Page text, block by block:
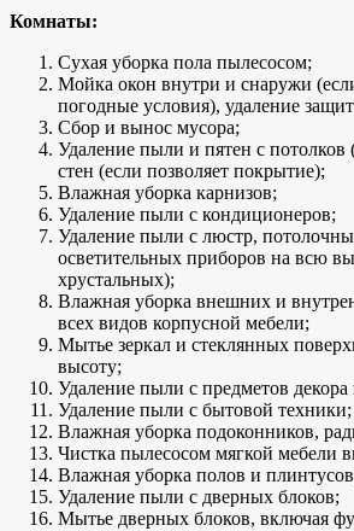
Комнаты:
Сухая уборка пола пылесосом;
Мойка окон внутри и снаружи
погодные условия), удаление
Сбор и вынос мусора;
Удаление пыли и пятен с
стен (если позволяет покрытие);
Влажная уборка карнизов;
Удаление пыли с кондиционеров;
Удаление пыли с люстр,
осветительных приборов на всю
хрустальных);
Влажная уборка внешних и
всех видов корпусной мебели;
Мытье зеркал и стеклянных
высоту;
Удаление пыли с предметов декора
Удаление пыли с бытовой техники;
Влажная уборка подоконников,
Чистка пылесосом мягкой мебели
Влажная уборка полов и
Удаление пыли с дверных блоков;
Мытье дверных блоков, включая